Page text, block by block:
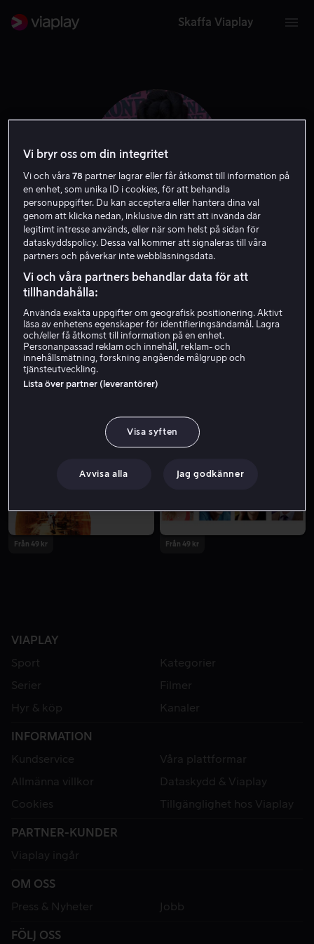
Skaffa Viaplay
Teyonah Parris
Från 49 kr
Från 49 kr Från 49 kr
VIAPLAY
Sport
Kategorier
Serier
Filmer
Hyr & köp
Kanaler
INFORMATION
Kundservice
Våra plattformar
Allmänna villkor
Dataskydd & Viaplay
Cookies
Tillgänglighet hos Viaplay
PARTNER-KUNDER
Viaplay ingår
OM OSS
Press & Nyheter
Jobb
FÖLJ OSS
Vi bryr oss om din integritet
Vi och våra78 partner lagrar eller får åtkomst till information på
en enhet, som unika ID i cookies, för att behandla
personuppgifter. Du kan acceptera eller hantera dina val
genom att klicka nedan, inklusive din rätt att invända där
legitimt intresse används, eller när som helst på sidan för
dataskyddspolicy. Dessa val kommer att signaleras till våra
partners och påverkar inte webbläsningsdata.
Vi och våra partners behandlar data för att
tillhandahålla:
Använda exakta uppgifter om geografisk positionering. Aktivt
läsa av enhetens egenskaper för identifieringsändamål. Lagra
och/eller få åtkomst till information på en enhet.
Personanpassad reklam och innehåll, reklam- och
innehållsmätning, forskning angående målgrupp och
tjänsteutveckling.
Lista över partner (leverantörer)
Visa syften
Avvisa alla Jag godkänner